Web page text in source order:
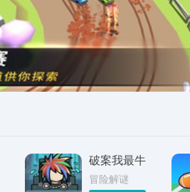
破案我最牛
冒险解谜